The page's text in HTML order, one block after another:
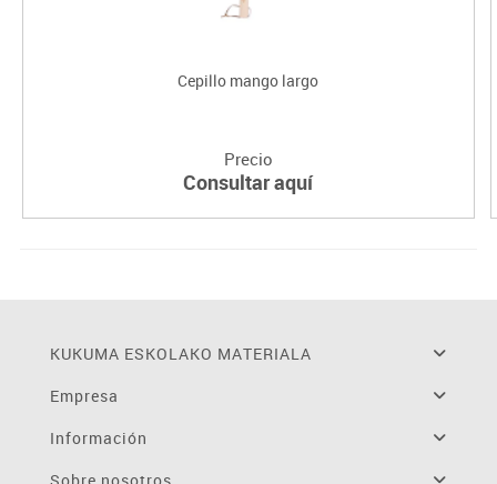
Cepillo mango largo
Precio
Consultar aquí
KUKUMA ESKOLAKO MATERIALA
Empresa
Información
Sobre nosotros